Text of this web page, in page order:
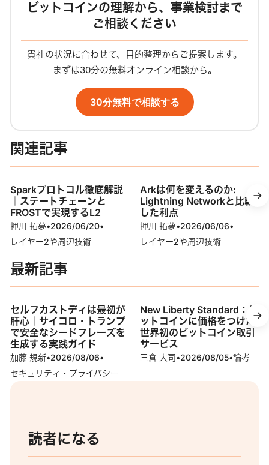
ビットコインの理解から、事業検討まで
ご相談ください
貴社の状況に合わせて、目的整理からご提案します。
まずは30分の無料オンライン相談から。
30分無料で相談する
関連記事
Sparkプロトコル徹底解説
｜ステートチェーンと
FROSTで実現するL2
押川 拓夢•2026/06/20•
レイヤー2や周辺技術
Arkは何を変えるのか:
Lightning Networkと比較
した利点
押川 拓夢•2026/06/06•
レイヤー2や周辺技術
最新記事
セルフカストディは最初が
肝心｜サイコロ・トランプ
で安全なシードフレーズを
生成する実践ガイド
加藤 規新•2026/08/06•
セキュリティ・プライバシー
New Liberty Standard：ビ
ットコインに価格をつけた
世界初のビットコイン取引
サービス
三倉 大司•2026/08/05•論考
読者になる